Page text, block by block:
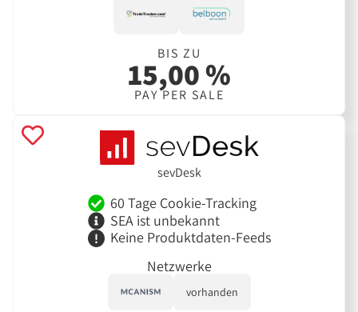
BIS ZU
15,00 %
PAY PER SALE
sevDesk
60 Tage Cookie-Tracking
SEA ist unbekannt
Keine Produktdaten-Feeds
Netzwerke
vorhanden